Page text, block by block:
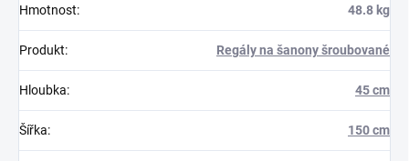
Hmotnost: 48.8 kg
Produkt: Regály na šanony šroubované
Hloubka: 45 cm
Šířka: 150 cm